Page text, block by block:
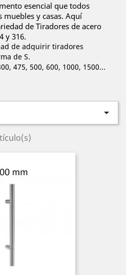
esencial que todos
muebles y casas. Aquí
de Tiradores de acero
y 316.
de adquirir tiradores
de S.
475, 500, 600, 1000, 1500...
